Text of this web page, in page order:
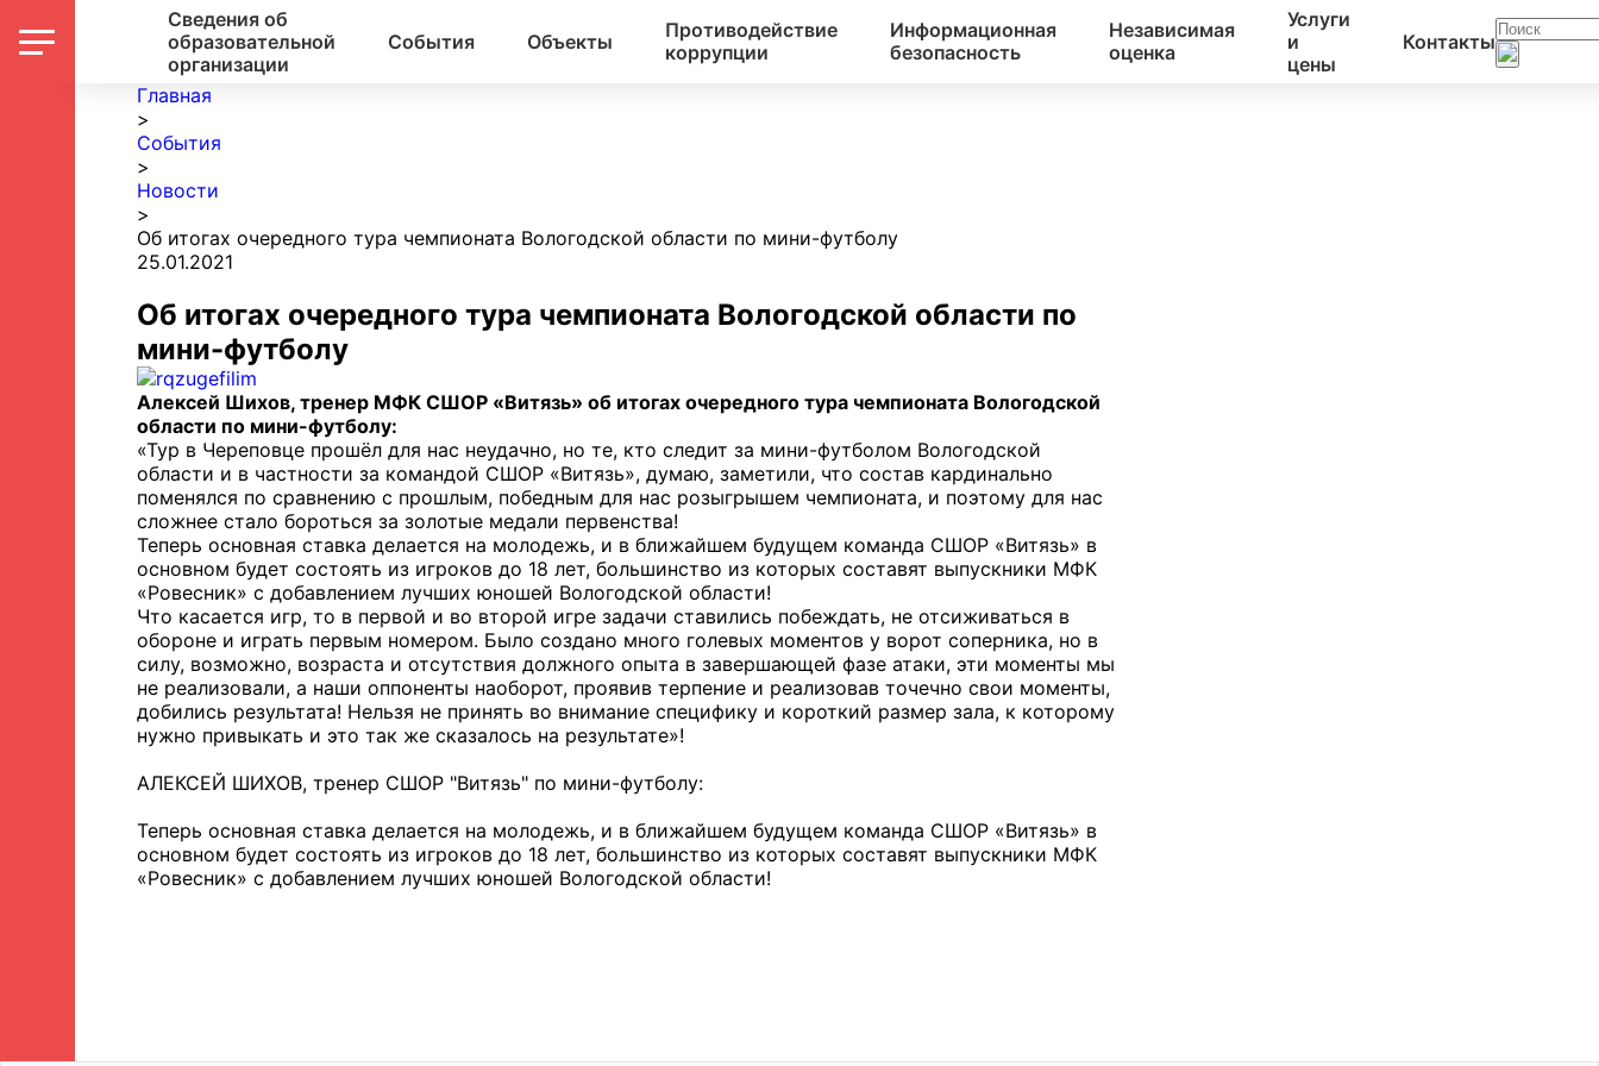
Сведения об
образовательной
организации
События Объекты
Противодействие
коррупции
Информационная
безопасность
Независимая
оценка
Услуги
и
цены
Контакты
Главная
>
События
>
Новости
>
Об итогах очередного тура чемпионата Вологодской области по мини-футболу
25.01.2021
Об итогах очередного тура чемпионата Вологодской области по
мини-футболу
Алексей Шихов, тренер МФК СШОР «Витязь» об итогах очередного тура чемпионата Вологодской
области по мини-футболу:
«Тур в Череповце прошёл для нас неудачно, но те, кто следит за мини-футболом Вологодской
области и в частности за командой СШОР «Витязь», думаю, заметили, что состав кардинально
поменялся по сравнению с прошлым, победным для нас розыгрышем чемпионата, и поэтому для нас
сложнее стало бороться за золотые медали первенства!
Теперь основная ставка делается на молодежь, и в ближайшем будущем команда СШОР «Витязь» в
основном будет состоять из игроков до 18 лет, большинство из которых составят выпускники МФК
«Ровесник» с добавлением лучших юношей Вологодской области!
Что касается игр, то в первой и во второй игре задачи ставились побеждать, не отсиживаться в
обороне и играть первым номером. Было создано много голевых моментов у ворот соперника, но в
силу, возможно, возраста и отсутствия должного опыта в завершающей фазе атаки, эти моменты мы
не реализовали, а наши оппоненты наоборот, проявив терпение и реализовав точечно свои моменты,
добились результата! Нельзя не принять во внимание специфику и короткий размер зала, к которому
нужно привыкать и это так же сказалось на результате»!
АЛЕКСЕЙ ШИХОВ, тренер СШОР "Витязь" по мини-футболу:
Теперь основная ставка делается на молодежь, и в ближайшем будущем команда СШОР «Витязь» в
основном будет состоять из игроков до 18 лет, большинство из которых составят выпускники МФК
«Ровесник» с добавлением лучших юношей Вологодской области!